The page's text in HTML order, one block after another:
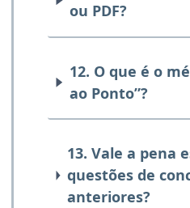
ou PDF?
12. O que é o
ao Ponto”?
13. Vale a pena
questões de
anteriores?